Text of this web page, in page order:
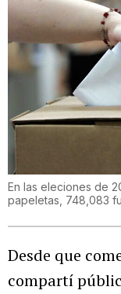
En las eleciones de
papeletas, 748,083
Desde que
compartí